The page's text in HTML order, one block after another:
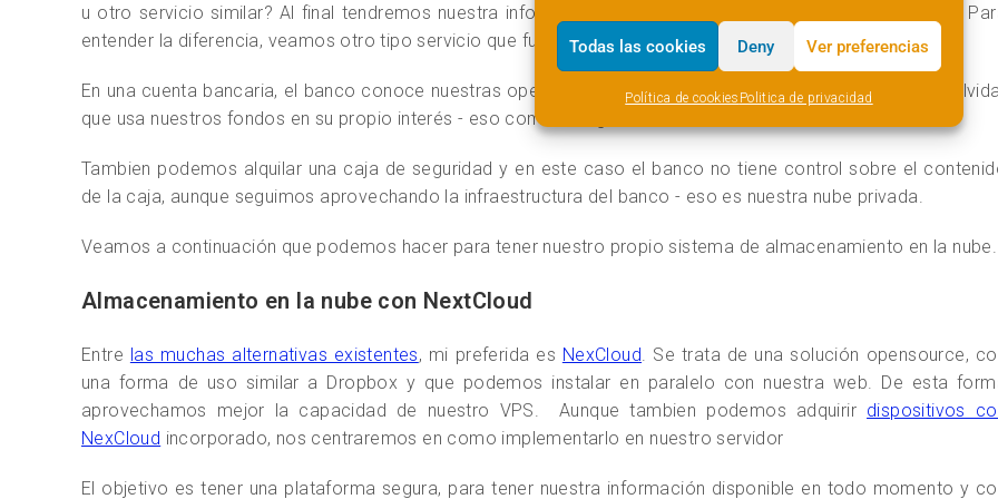
Todas las cookies Deny Ver preferencias
Política de cookies Politica de privacidad
u otro servicio similar? Al final tendremos nuestra información en un servidor gestionado por un tercero.
entender la diferencia, veamos otro tipo servicio que funciona de forma similar: un banco.
En una cuenta bancaria, el banco conoce nuestras operaciones, a quien pagamos y quien nos paga. Sin
que usa nuestros fondos en su propio interés - eso como Google Drive.
Tambien podemos alquilar una caja de seguridad y en este caso el banco no tiene control sobre el
de la caja, aunque seguimos aprovechando la infraestructura del banco - eso es nuestra nube privada.
Veamos a continuación que podemos hacer para tener nuestro propio sistema de almacenamiento en la nube.
Almacenamiento en la nube con NextCloud
Entre las muchas alternativas existentes, mi preferida es NexCloud. Se trata de una solución opensource,
una forma de uso similar a Dropbox y que podemos instalar en paralelo con nuestra web. De esta
aprovechamos mejor la capacidad de nuestro VPS. Aunque tambien podemos adquirir dispositivos
NexCloud incorporado, nos centraremos en como implementarlo en nuestro servidor
El objetivo es tener una plataforma segura, para tener nuestra información disponible en todo momento y